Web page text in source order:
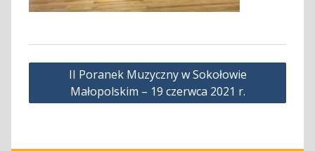
Nawigacja
II Poranek Muzyczny w Sokołowie
Małopolskim – 19 czerwca 2021 r.